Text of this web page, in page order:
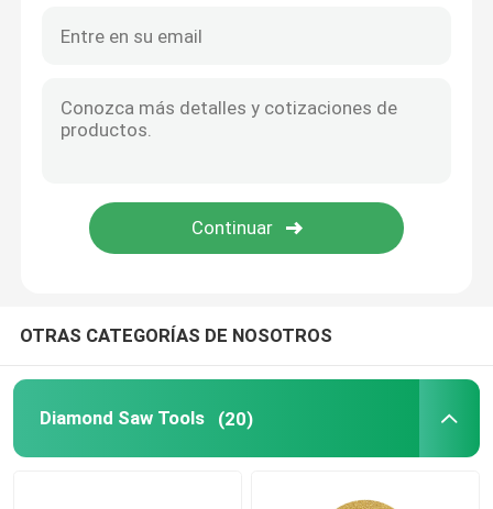
Hoja de sierra oscilante
Amoladora de ángulo Tool
Hoja de sierra de la aleación
OTRAS CATEGORÍAS DE NOSOTROS
Diamond Saw Tools (20)